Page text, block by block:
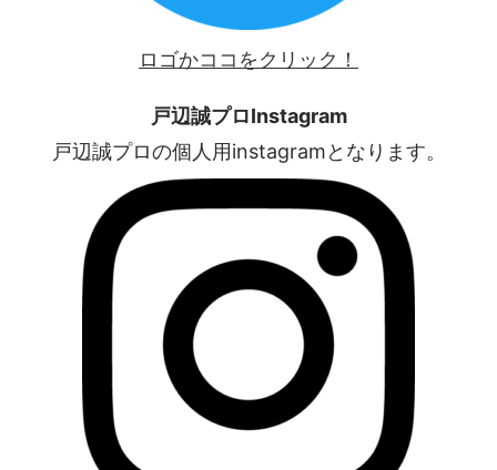
ロゴかココをクリック！
戸辺誠プロInstagram
戸辺誠プロの個人用instagramとなります。